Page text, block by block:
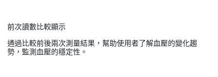
前次讀數比較顯示
通過比較前後兩次測量結果，幫助使用者了解血壓的變化趨
勢，監測血壓的穩定性。